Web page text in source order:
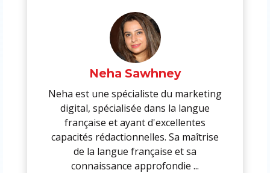
Neha Sawhney
Neha est une spécialiste du marketing
digital, spécialisée dans la langue
française et ayant d'excellentes
capacités rédactionnelles. Sa maîtrise
de la langue française et sa
connaissance approfondie ...